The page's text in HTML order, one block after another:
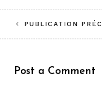
Navigation
de
PUBLICATION
Post a Comment